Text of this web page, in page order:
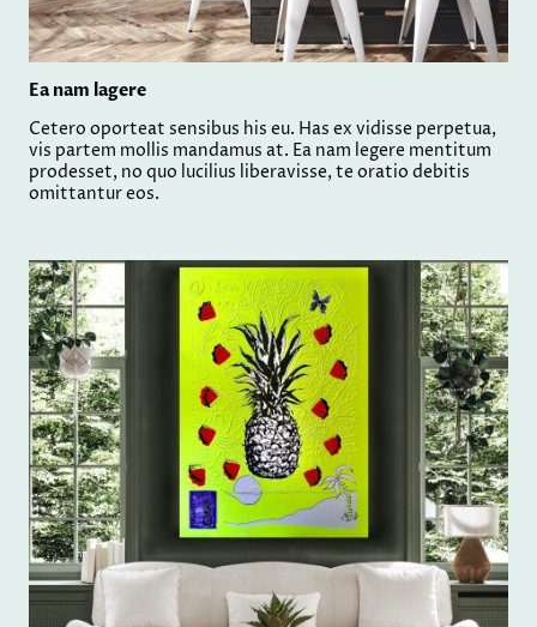
Ea nam lagere
Cetero oporteat sensibus his eu. Has ex vidisse perpetua,
vis partem mollis mandamus at. Ea nam legere mentitum
prodesset, no quo lucilius liberavisse, te oratio debitis
omittantur eos.